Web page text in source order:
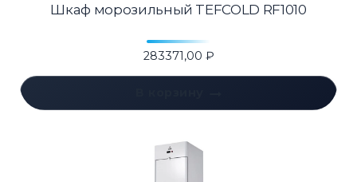
Шкаф морозильный TEFCOLD RF1010
283371,00 ₽